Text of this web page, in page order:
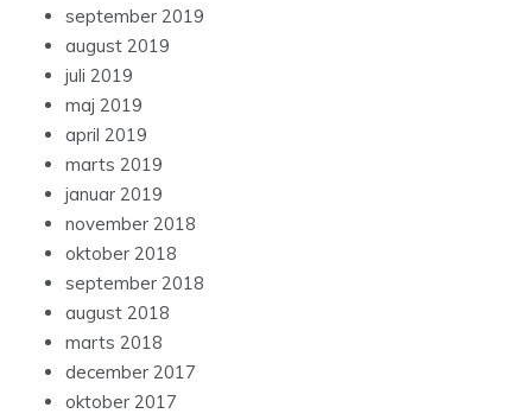
september 2019
august 2019
juli 2019
maj 2019
april 2019
marts 2019
januar 2019
november 2018
oktober 2018
september 2018
august 2018
marts 2018
december 2017
oktober 2017